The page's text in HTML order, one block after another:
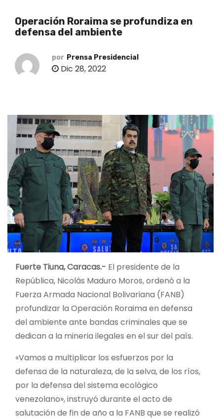
Operación Roraima se profundiza en
defensa del ambiente
por Prensa Presidencial
Dic 28, 2022
Fuerte Tiuna, Caracas.- El presidente de la
República, Nicolás Maduro Moros, ordenó a la
Fuerza Armada Nacional Bolivariana (FANB)
profundizar la Operación Roraima en defensa
del ambiente ante bandas criminales que se
dedican a la mineria ilegales en el sur del país.
«Vamos a multiplicar los esfuerzos por la
defensa de la naturaleza, de la selva, de los ríos,
por la defensa del sistema ecológico
venezolano», instruyó durante el acto de
salutación de fin de año a la FANB que se realizó